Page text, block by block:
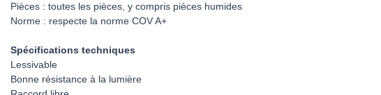
Pièces : toutes les pièces, y compris pièces humides
Norme : respecte la norme COV A+
Spécifications techniques
Lessivable
Bonne résistance à la lumière